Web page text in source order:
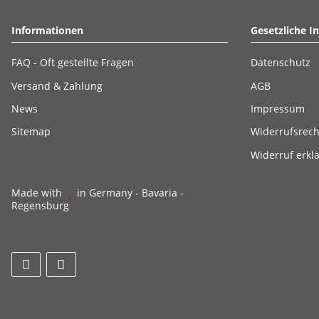
Informationen
FAQ - Oft gestellte Fragen
Versand & Zahlung
News
Sitemap
Gesetzliche
Datenschutz
AGB
Impressum
Widerruf
Made with
in Germany - Bavaria -
Regensburg